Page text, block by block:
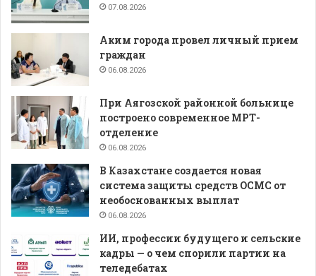
07.08.2026
Аким города провел личный прием
граждан
06.08.2026
При Аягозской районной больнице
построено современное МРТ-
отделение
06.08.2026
В Казахстане создается новая
система защиты средств ОСМС от
необоснованных выплат
06.08.2026
ИИ, профессии будущего и сельские
кадры — о чем спорили партии на
теледебатах